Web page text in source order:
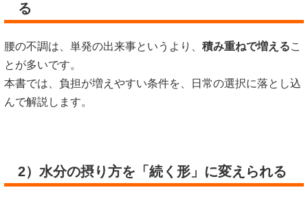
る
腰の不調は、単発の出来事というより、 積み重ねで増えるこ
とが多いです。
本書では、負担が増えやすい条件を、日常の選択に落とし込
んで解説します。
2）水分の摂り方を「続く形」に変えられる